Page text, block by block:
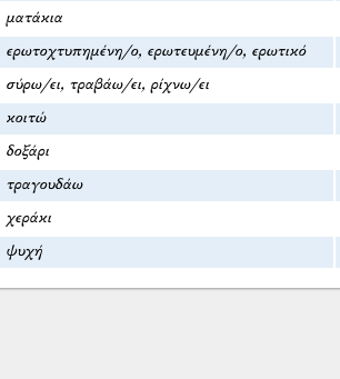
ματάκια
ερωτοχτυπημένη/ο, ερωτευμένη/ο, ερωτικό
σύρω/ει, τραβάω/ει, ρίχνω/ει
κοιτώ
δοξάρι
τραγουδάω
χεράκι
ψυχή